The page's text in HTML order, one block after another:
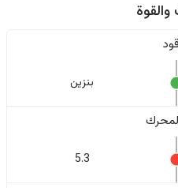
بنزين
5.3